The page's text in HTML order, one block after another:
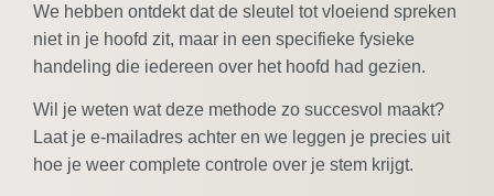
We hebben ontdekt dat de sleutel tot vloeiend spreken
niet in je hoofd zit, maar in een specifieke fysieke
handeling die iedereen over het hoofd had gezien.
Wil je weten wat deze methode zo succesvol maakt?
Laat je e-mailadres achter en we leggen je precies uit
hoe je weer complete controle over je stem krijgt.